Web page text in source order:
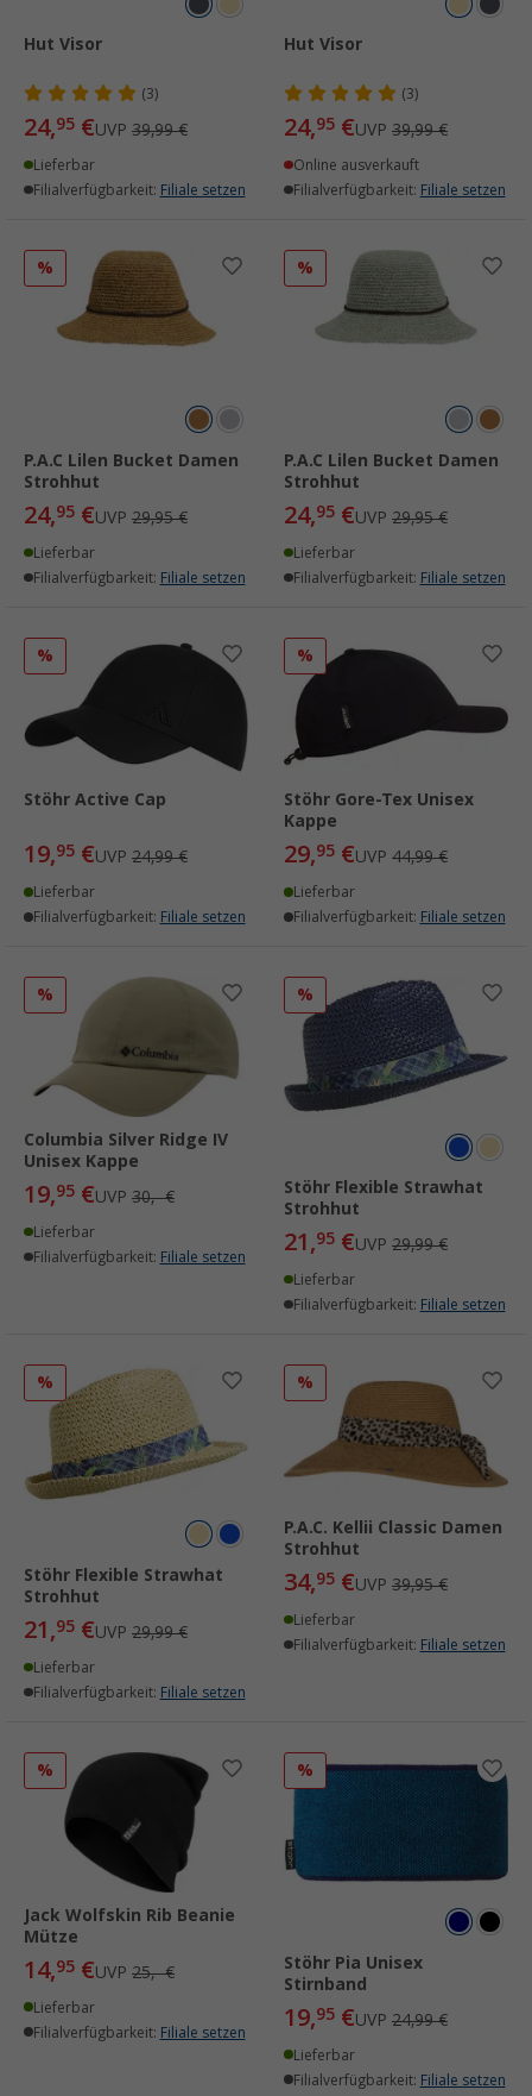
Hut Visor
(3)
24,95 €UVP 39,99 €
Lieferbar
Filialverfügbarkeit: Filiale setzen
Hut Visor
(3)
24,95 €UVP 39,99 €
Online ausverkauft
Filialverfügbarkeit: Filiale setzen
%
P.A.C Lilen Bucket Damen
Strohhut
24,95 €UVP 29,95 €
Lieferbar
Filialverfügbarkeit: Filiale setzen
%
P.A.C Lilen Bucket Damen
Strohhut
24,95 €UVP 29,95 €
Lieferbar
Filialverfügbarkeit: Filiale setzen
%
Stöhr Active Cap
19,95 €UVP 24,99 €
Lieferbar
Filialverfügbarkeit: Filiale setzen
%
Stöhr Gore-Tex Unisex
Kappe
29,95 €UVP 44,99 €
Lieferbar
Filialverfügbarkeit: Filiale setzen
%
Columbia Silver Ridge IV
Unisex Kappe
19,95 €UVP 30,- €
Lieferbar
Filialverfügbarkeit: Filiale setzen
%
Stöhr Flexible Strawhat
Strohhut
21,95 €UVP 29,99 €
Lieferbar
Filialverfügbarkeit: Filiale setzen
%
Stöhr Flexible Strawhat
Strohhut
21,95 €UVP 29,99 €
Lieferbar
Filialverfügbarkeit: Filiale setzen
%
P.A.C. Kellii Classic Damen
Strohhut
34,95 €UVP 39,95 €
Lieferbar
Filialverfügbarkeit: Filiale setzen
%
Jack Wolfskin Rib Beanie
Mütze
14,95 €UVP 25,- €
Lieferbar
Filialverfügbarkeit: Filiale setzen
%
Stöhr Pia Unisex
Stirnband
19,95 €UVP 24,99 €
Lieferbar
Filialverfügbarkeit: Filiale setzen